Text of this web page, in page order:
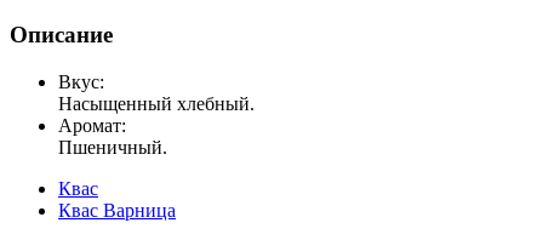
Описание
Вкус:
Насыщенный хлебный.
Аромат:
Пшеничный.
Квас
Квас Варница